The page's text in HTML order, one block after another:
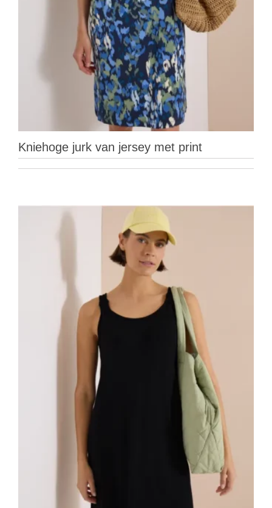
Kniehoge jurk van jersey met print